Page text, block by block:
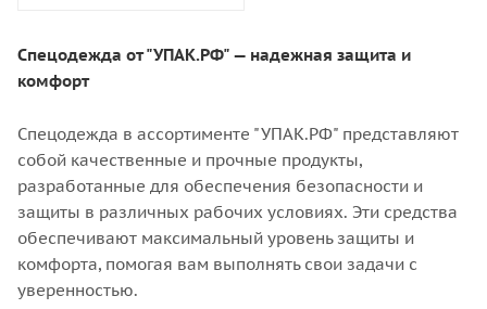
Спецодежда от "УПАК.РФ" — надежная защита и
комфорт
Спецодежда в ассортименте "УПАК.РФ" представляют
собой качественные и прочные продукты,
разработанные для обеспечения безопасности и
защиты в различных рабочих условиях. Эти средства
обеспечивают максимальный уровень защиты и
комфорта, помогая вам выполнять свои задачи с
уверенностью.